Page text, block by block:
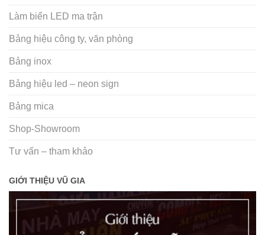
Làm biển LED ma trận
Bảng hiệu công ty, văn phòng
Bảng inox
Bảng hiệu led – neon sign
Bảng mica
Shop-Showroom
Tư vấn – tham khảo
GIỚI THIỆU VŨ GIA